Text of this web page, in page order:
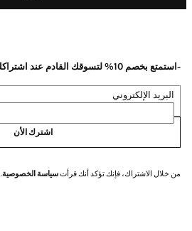
-استمتع بخصم 10% لتسوقك القادم عند اشتراكك في نشرتنا الاخبارية
البريد الإلكتروني
اشترك الأن
من خلال الاشتراك، فإنك تؤكد أنك قرأتسياسة الخصوصية.